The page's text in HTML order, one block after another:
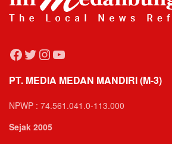
Facebook
Twitter
Instagram
YouTube
PT. MEDIA MEDAN MANDIRI (M-3)
NPWP : 74.561.041.0-113.000
Sejak 2005